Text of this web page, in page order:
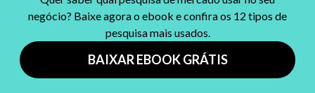
A pesquisa exploratória acontece quando um
determinado assunto precisa ser compreendido em
profundidade
, especialmente se não tiver sido feito
antes.